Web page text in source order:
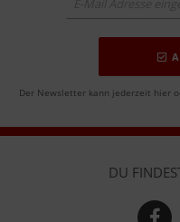
Der Newsletter kann jederzeit hier
DU